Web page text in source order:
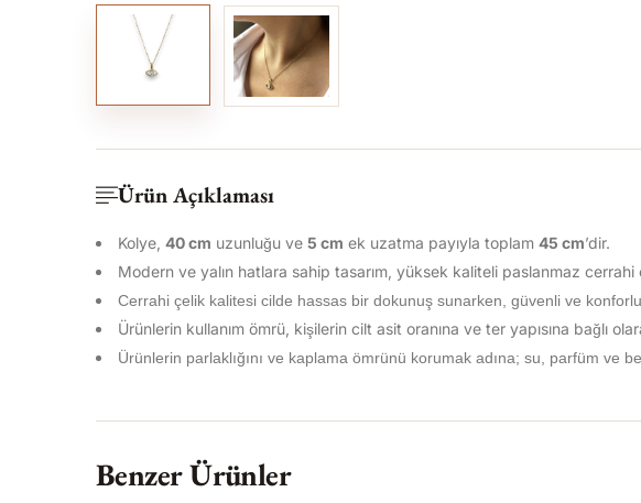
Ürün Açıklaması
Kolye, 40 cm uzunluğu ve 5 cm ek uzatma payıyla toplam 45 cm’dir.
Modern ve yalın hatlara sahip tasarım, yüksek kaliteli paslanmaz
Cerrahi çelik kalitesi cilde hassas bir dokunuş sunarken, güvenli ve
Ürünlerin kullanım ömrü, kişilerin cilt asit oranına ve ter yapısına bağlı
Ürünlerin parlaklığını ve kaplama ömrünü korumak adına; su, parfüm ve
Benzer Ürünler